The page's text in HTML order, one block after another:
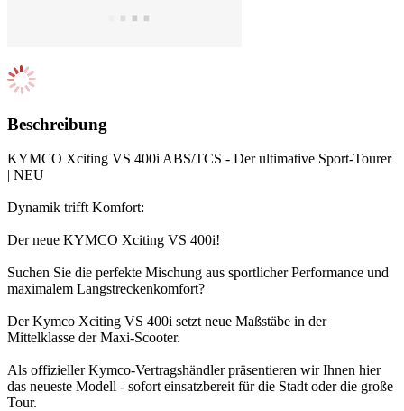
Beschreibung
KYMCO Xciting VS 400i ABS/TCS - Der ultimative Sport-Tourer
| NEU
Dynamik trifft Komfort:
Der neue KYMCO Xciting VS 400i!
Suchen Sie die perfekte Mischung aus sportlicher Performance und
maximalem Langstreckenkomfort?
Der Kymco Xciting VS 400i setzt neue Maßstäbe in der
Mittelklasse der Maxi-Scooter.
Als offizieller Kymco-Vertragshändler präsentieren wir Ihnen hier
das neueste Modell - sofort einsatzbereit für die Stadt oder die große
Tour.